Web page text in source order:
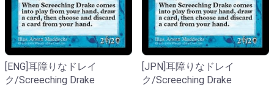
[ENG]耳障りなドレイ
ク/Screeching Drake
[JPN]耳障りなドレイ
ク/Screeching Drake